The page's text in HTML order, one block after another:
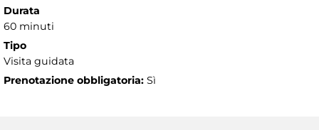
Durata
60 minuti
Tipo
Visita guidata
Prenotazione obbligatoria: Sì